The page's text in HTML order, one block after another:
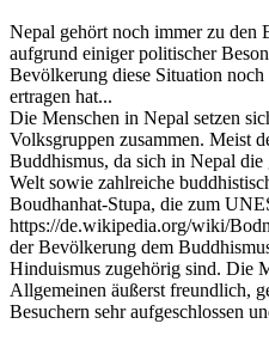
Nepal gehört noch immer zu den
aufgrund einiger politischer
Bevölkerung diese Situation
ertragen hat...
Die Menschen in Nepal setzen
Volksgruppen zusammen. Meist
Buddhismus, da sich in Nepal
Welt sowie zahlreiche
Boudhanhat-Stupa, die zum
https://de.wikipedia.org/wiki/
der Bevölkerung dem
Hinduismus zugehörig sind. Die
Allgemeinen äußerst freundlich,
Besuchern sehr aufgeschlossen